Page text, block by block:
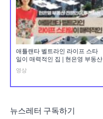
애틀랜타 벨트라인 라이프 스타
일이 매력적인 집 | 현은영 부동산
영상
뉴스레터 구독하기